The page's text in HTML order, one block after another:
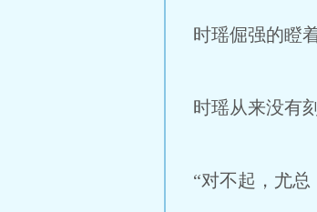
时瑶倔强的瞪
时瑶从来没有
“对不起，尤